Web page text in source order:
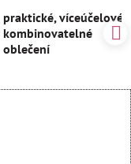
praktické, víceúčelové
kombinovatelné
oblečení